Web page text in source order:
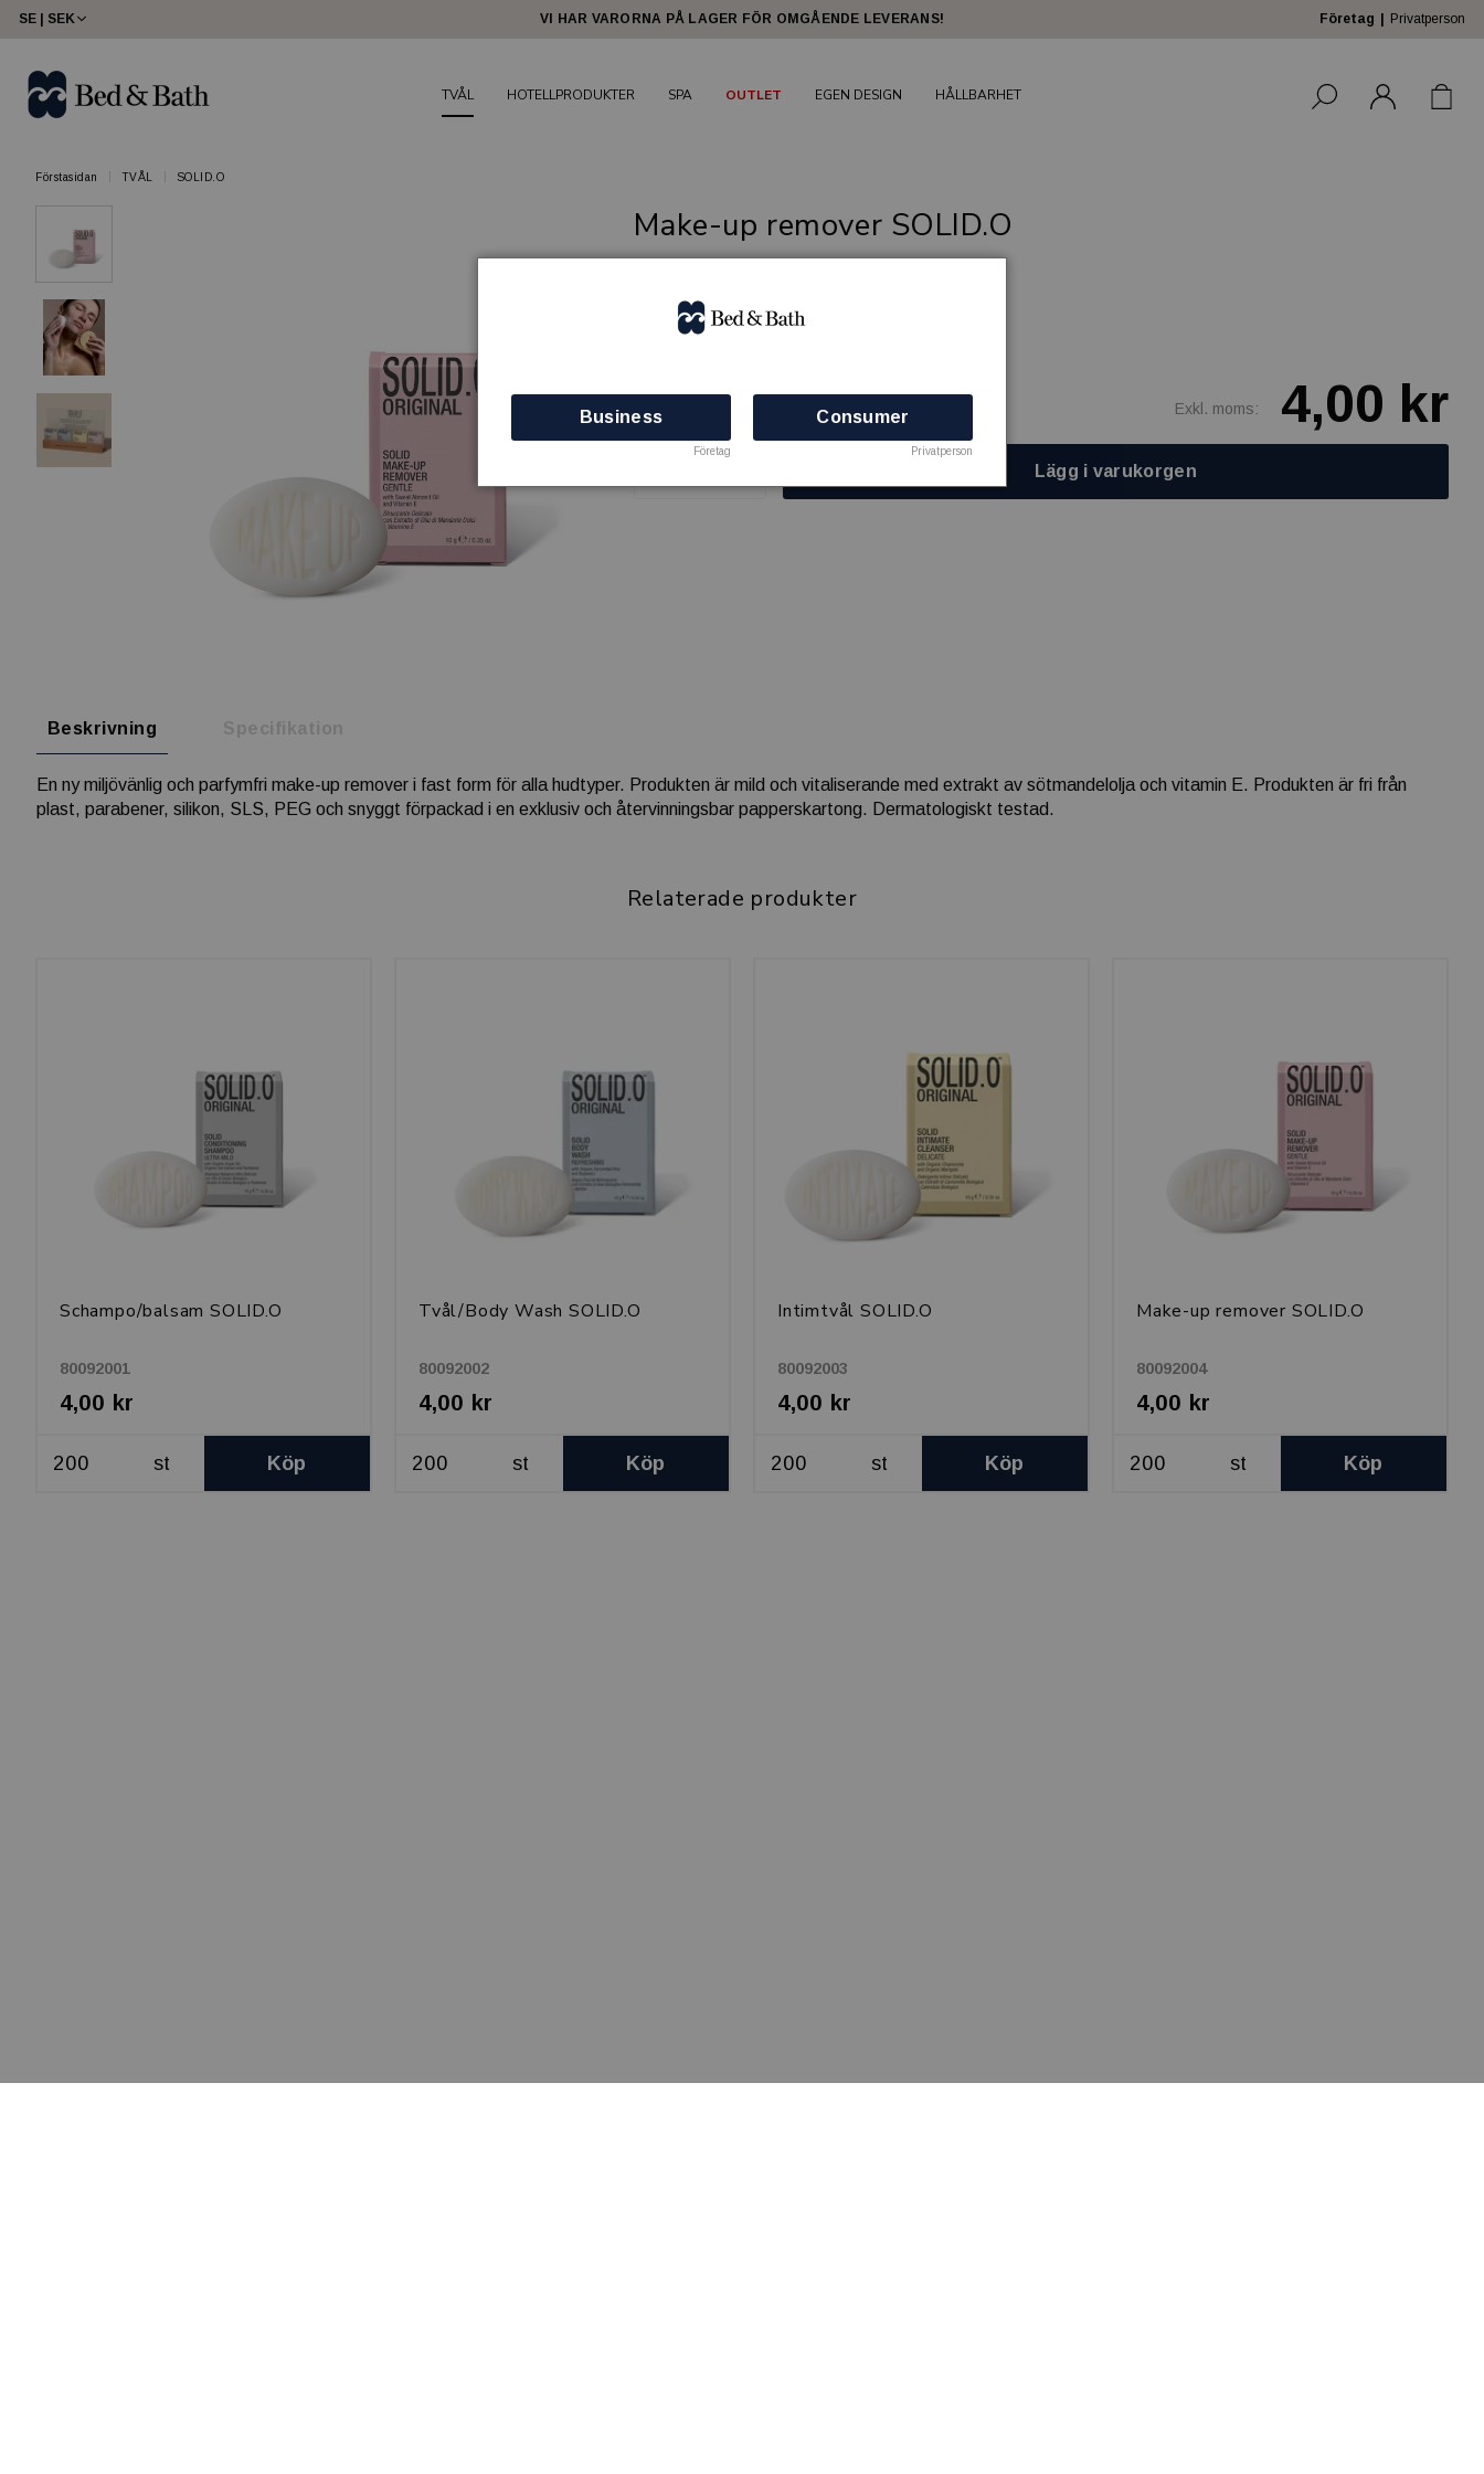
SE | SEK Företag Privatperson
VI HAR VARORNA PÅ LAGER FÖR OMGÅENDE LEVERANS!
TVÅL HOTELLPRODUKTER SPA OUTLET EGEN DESIGN HÅLLBARHET
Förstasidan TVÅL SOLID.O
Make-up remover SOLID.O
SOLID.O
Artikelnr: 80092004
Exkl. moms: 4,00 kr
Lägg i varukorgen
Beskrivning Specifikation
En ny miljövänlig och parfymfri make-up remover i fast form för alla hudtyper. Produkten är mild och vitaliserande med extrakt av sötmandelolja och vitamin E. Produkten är fri från
plast, parabener, silikon, SLS, PEG och snyggt förpackad i en exklusiv och återvinningsbar papperskartong. Dermatologiskt testad.
Relaterade produkter
Schampo/balsam SOLID.O
80092001
4,00 kr
st Köp
Tvål/Body Wash SOLID.O
80092002
4,00 kr
st Köp
Intimtvål SOLID.O
80092003
4,00 kr
st Köp
Make-up remover SOLID.O
80092004
4,00 kr
st Köp
Business
Företag
Consumer
Privatperson